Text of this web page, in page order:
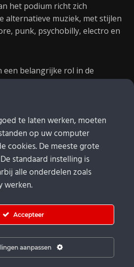
het podium richt zich
alternatieve muziek, met stijlen
punk, psychobilly, electro en
een belangrijke rol in de
te laten werken, moeten
op uw computer
cookies. De meeste grote
standaard instelling is
alle onderdelen zoals
werken.
Accepteer
aanpassen